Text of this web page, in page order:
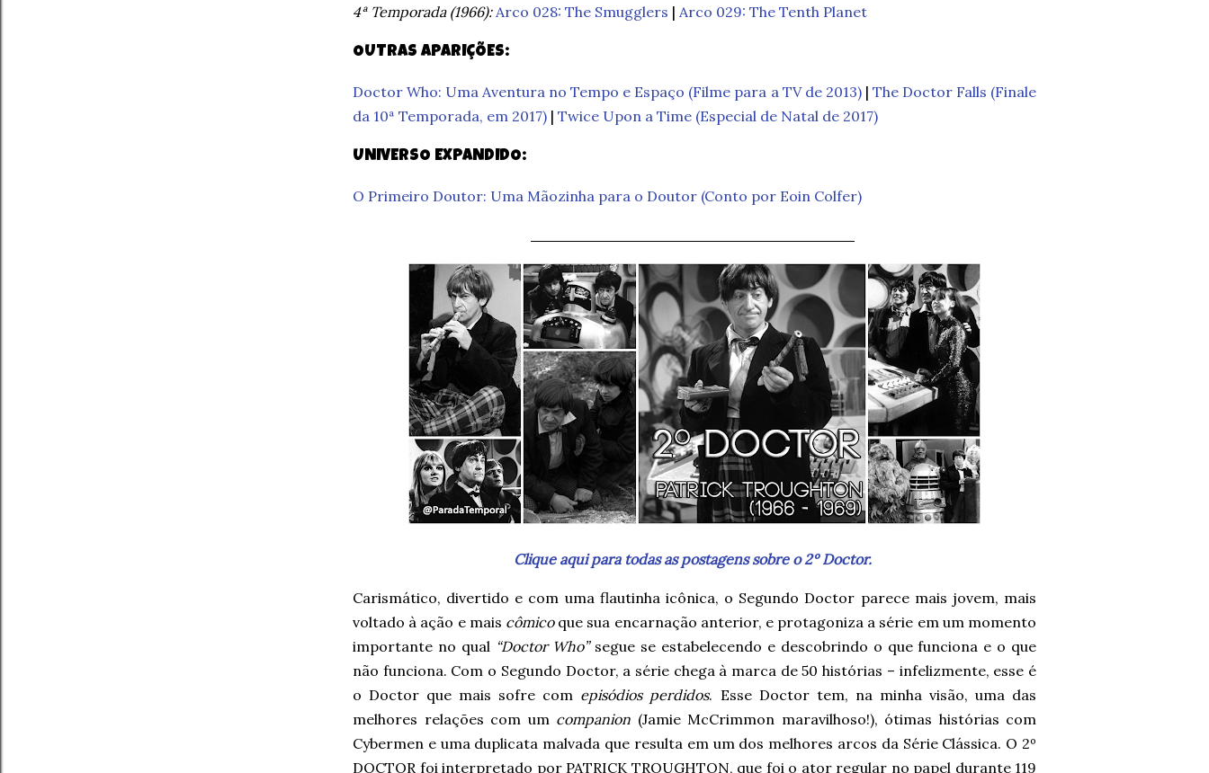
4ª Temporada (1966): Arco 028: The Smugglers | Arco 029: The Tenth Planet
OUTRAS APARIÇÕES:
Doctor Who: Uma Aventura no Tempo e Espaço (Filme para a TV de 2013)| The Doctor Falls (Finale
da 10ª Temporada, em 2017) | Twice Upon a Time (Especial de Natal de 2017)
UNIVERSO EXPANDIDO:
O Primeiro Doutor: Uma Mãozinha para o Doutor (Conto por Eoin Colfer)
Clique aqui para todas as postagens sobre o 2º Doctor.
Carismático, divertido e com uma flautinha icônica, o Segundo Doctor parece mais jovem, mais
voltado à ação e mais cômicoque sua encarnação anterior, e protagoniza a série em um momento
importante no qual “Doctor Who”segue se estabelecendo e descobrindo o que funciona e o que
não funciona. Com o Segundo Doctor, a série chega à marca de 50 histórias – infelizmente, esse é
o Doctor que mais sofre com episódios perdidos. Esse Doctor tem, na minha visão, uma das
melhores relações com um companion (Jamie McCrimmon maravilhoso!), ótimas histórias com
Cybermen e uma duplicata malvada que resulta em um dos melhores arcos da Série Clássica. O 2º
DOCTOR foi interpretado por PATRICK TROUGHTON, que foi o ator regular no papel durante 119